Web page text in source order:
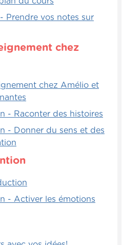
que des livres et
pour mot. Et pour
entraînée. Cela
un niveau de
à créer cet état de
de façon
bien plus rapide que
cette technique est,
quand on
donné, même si
bénéfices au niveau
maintenus
période de temps.
Prendre vos notes sur
chez
chez Amélio et
- Raconter des histoires
- Donner du sens et des
- Activer les émotions